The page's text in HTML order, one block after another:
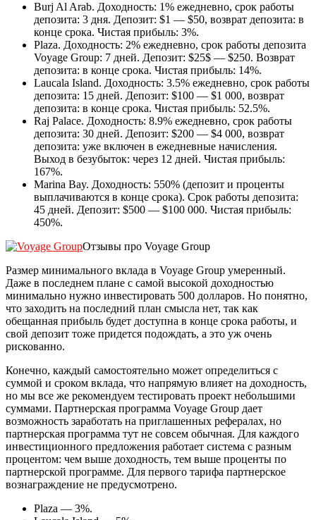
Burj Al Arab. Доходность: 1% ежедневно, срок работы
депозита: 3 дня. Депозит: $1 — $50, возврат депозита: в
конце срока. Чистая прибыль: 3%.
Plaza. Доходность: 2% ежедневно, срок работы депозита
Voyage Group: 7 дней. Депозит: $25$ — $250. Возврат
депозита: в конце срока. Чистая прибыль: 14%.
Laucala Island. Доходность: 3.5% ежедневно, срок работы
депозита: 15 дней. Депозит: $100 — $1 000, возврат
депозита: в конце срока. Чистая прибыль: 52.5%.
Raj Palace. Доходность: 8.9% ежедневно, срок работы
депозита: 30 дней. Депозит: $200 — $4 000, возврат
депозита: уже включен в ежедневные начисления.
Выход в безубыток: через 12 дней. Чистая прибыль:
167%.
Marina Bay. Доходность: 550% (депозит и проценты
выплачиваются в конце срока). Срок работы депозита:
45 дней. Депозит: $500 — $100 000. Чистая прибыль:
450%.
Отзывы про Voyage Group
Размер минимального вклада в Voyage Group умеренный.
Даже в последнем плане с самой высокой доходностью
минимально нужно инвестировать 500 долларов. Но понятно,
что заходить на последний план смысла нет, так как
обещанная прибыль будет доступна в конце срока работы, и
свой депозит тоже придется подождать, а это уж очень
рискованно.
Конечно, каждый самостоятельно может определиться с
суммой и сроком вклада, что напрямую влияет на доходность,
но мы все же рекомендуем тестировать проект небольшими
суммами. Партнерская программа Voyage Group дает
возможность заработать на приглашенных рефералах, но
партнерская программа тут не совсем обычная. Для каждого
инвестиционного предложения работает система с разным
процентом: чем выше доходность, тем выше проценты по
партнерской программе. Для первого тарифа партнерское
вознаграждение не предусмотрено.
Plaza — 3%.